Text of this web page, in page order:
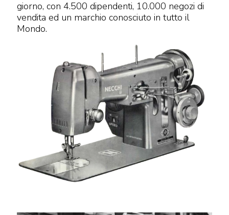
giorno, con 4.500 dipendenti, 10.000 negozi di
vendita ed un marchio conosciuto in tutto il
Mondo.